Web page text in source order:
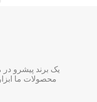
محصولات ما